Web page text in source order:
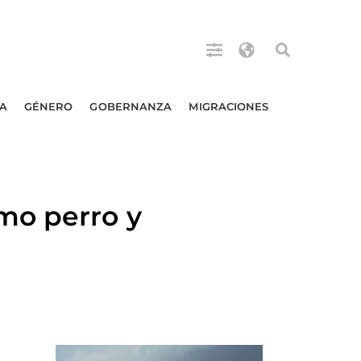
GÉNERO GOBERNANZA MIGRACIONES
perro y